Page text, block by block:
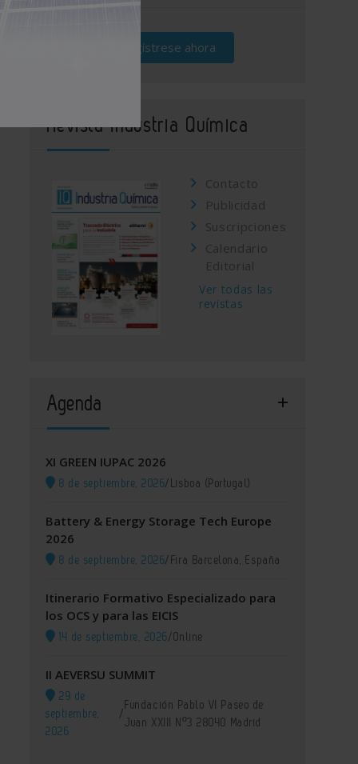
Regístrese ahora
Revista Industria Química
Contacto
Publicidad
Suscripciones
Calendario
Editorial
Ver todas las
revistas
Agenda
XI GREEN IUPAC 2026
8 de septiembre, 2026/Lisboa (Portugal)
Battery & Energy Storage Tech Europe
2026
8 de septiembre, 2026/Fira Barcelona, España
Itinerario Formativo Especializado para
los OCS y para las EICIS
14 de septiembre, 2026/Online
II AEVERSU SUMMIT
29 de
septiembre,
2026
/
Fundación Pablo VI Paseo de
Juan XXIII Nº3 28040 Madrid